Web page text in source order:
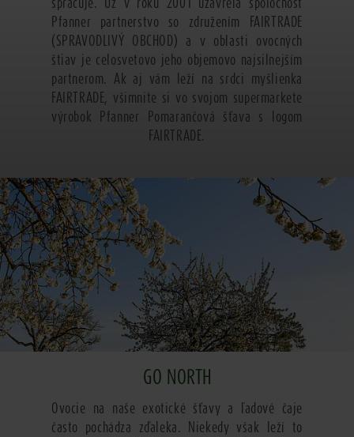
Pfanner partnerstvo so združením FAIRTRADE
(SPRAVODLIVÝ OBCHOD) a v oblasti ovocných
štiav je celosvetovo jeho objemovo najsilnejším
partnerom. Ak aj vám leží na srdci myšlienka
FAIRTRADE, všimnite si vo svojom supermarkete
výrobok Pfanner Pomarančová šťava s logom
FAIRTRADE.
GO NORTH
Ovocie na naše exotické šťavy a ľadové čaje
často pochádza zďaleka. Niekedy však leží to